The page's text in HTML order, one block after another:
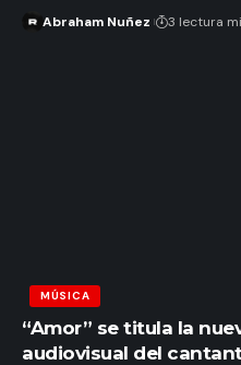
Abraham Nuñez 3 lectura
MÚSICA
“Amor” se titula la
audiovisual del